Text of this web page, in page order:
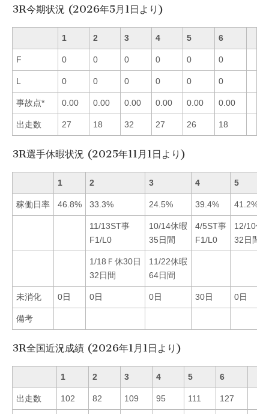
3R今期状況 (2026年5月1日より)
1 2 3 4 5 6
F 0 0 0 0 0 0
L 0 0 0 0 0 0
事故点* 0.00 0.00 0.00 0.00 0.00 0.00
出走数 27 18 32 27 26 18
3R選手休暇状況 (2025年11月1日より)
1 2 3 4 5
稼働日率 46.8% 33.3% 24.5% 39.4% 41.2%
11/13ST事
F1/L0
10/14休暇
35日間
4/5ST事
F1/L0
12/10休
32日間
1/18Ｆ休30日
32日間
11/22休暇
64日間
未消化 0日 0日 0日 30日 0日
備考
3R全国近況成績 (2026年1月1日より)
1 2 3 4 5 6
出走数 102 82 109 95 111 127